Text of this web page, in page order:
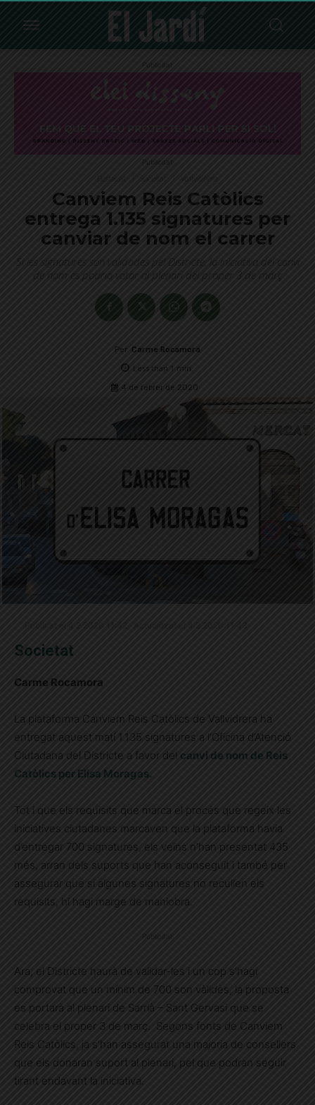
Publicitat
Publicitat
Canviem Reis Catòlics
entrega 1.135 signatures per
canviar de nom el carrer
Si les signatures son validades pel Districte, la iniciativa del canvi
de nom es podria votar al plenari del proper 3 de març
Per Carme Rocamora
Less than 1 min.
4 de febrer de 2020
Societat
Carme Rocamora
La plataforma Canviem Reis Catòlics de Vallvidrera ha
entregat aquest matí 1.135 signatures a l’Oficina d’Atenció
Ciutadana del Districte a favor del canvi de nom de Reis
Catòlics per Elisa Moragas.
Tot i que els requisits que marca el procés que regeix les
iniciatives ciutadanes marcaven que la plataforma havia
d’entregar 700 signatures, els veïns n’han presentat 435
més, arran dels suports que han aconseguit i també per
assegurar que si algunes signatures no recullen els
requisits, hi hagi marge de maniobra.
Ara, el Districte haurà de validar-les i un cop s’hagi
comprovat que un mínim de 700 son vàlides, la proposta
es portarà al plenari de Sarrià – Sant Gervasi que se
celebra el proper 3 de març. Segons fonts de Canviem
Reis Catòlics, ja s’han assegurat una majoria de consellers
que els donaran suport al plenari, pel que podran seguir
tirant endavant la iniciativa.